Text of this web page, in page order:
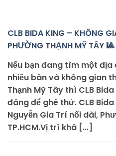
CLB BIDA KING – KHÔNG
PHƯỜNG THẠNH MỸ TÂY 🎱
Nếu bạn đang tìm một
nhiều bàn và không gian
Thạnh Mỹ Tây thì CLB
đáng để ghé thử. CLB
Nguyễn Gia Trí nối dài,
TP.HCM.Vị trí khá [...]